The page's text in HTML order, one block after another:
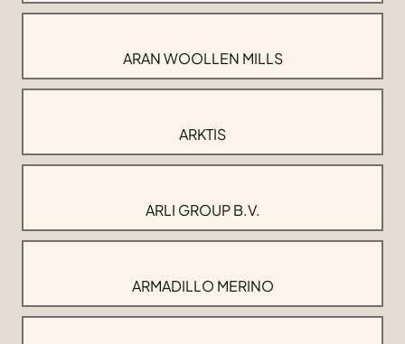
ARAN WOOLLEN MILLS
ARKTIS
ARLI GROUP B.V.
ARMADILLO MERINO